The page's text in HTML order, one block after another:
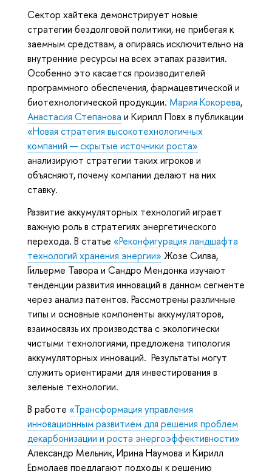
Сектор хайтека демонстрирует новые
стратегии бездолговой политики, не прибегая к
заемным средствам, а опираясь исключительно на
внутренние ресурсы на всех этапах развития.
Особенно это касается производителей
программного обеспечения, фармацевтической и
биотехнологической продукции. Мария Кокорева,
Анастасия Степанова и Кирилл Повх в публикации
«Новая стратегия высокотехнологичных
компаний — скрытые источники роста»
анализируют стратегии таких игроков и
объясняют, почему компании делают на них
ставку.
Развитие аккумуляторных технологий играет
важную роль в стратегиях энергетического
перехода. В статье «Реконфигурация ландшафта
технологий хранения энергии» Жозе Силва,
Гильерме Тавора и Сандро Мендонка изучают
тенденции развития инноваций в данном сегменте
через анализ патентов. Рассмотрены различные
типы и основные компоненты аккумуляторов,
взаимосвязь их производства с экологически
чистыми технологиями, предложена типология
аккумуляторных инноваций. Результаты могут
служить ориентирами для инвестирования в
зеленые технологии.
В работе «Трансформация управления
инновационным развитием для решения проблем
декарбонизации и роста энергоэффективности»
Александр Мельник, Ирина Наумова и Кирилл
Ермолаев предлагают подходы к решению